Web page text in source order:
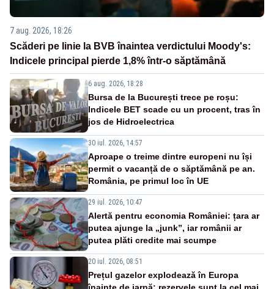
7 aug. 2026, 18:26
Scăderi pe linie la BVB înaintea verdictului Moody's:
Indicele principal pierde 1,8% într-o săptămână
6 aug. 2026, 18:28
Bursa de la București trece pe roșu:
Indicele BET scade cu un procent, tras în
jos de Hidroelectrica
30 iul. 2026, 14:57
Aproape o treime dintre europeni nu își
permit o vacanță de o săptămână pe an.
România, pe primul loc în UE
29 iul. 2026, 10:47
Alertă pentru economia României: țara ar
putea ajunge la „junk”, iar românii ar
putea plăti credite mai scumpe
20 iul. 2026, 08:51
Prețul gazelor explodează în Europa